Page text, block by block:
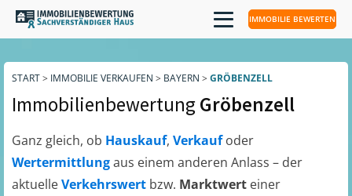
IMMOBILIE BEWERTEN
START> IMMOBILIE VERKAUFEN > BAYERN > GRÖBENZELL
ImmobilienbewertungGröbenzell
Ganz gleich, ob Hauskauf, Verkaufoder
Wertermittlungaus einem anderen Anlass – der
aktuelleVerkehrswert bzw. Marktwert einer